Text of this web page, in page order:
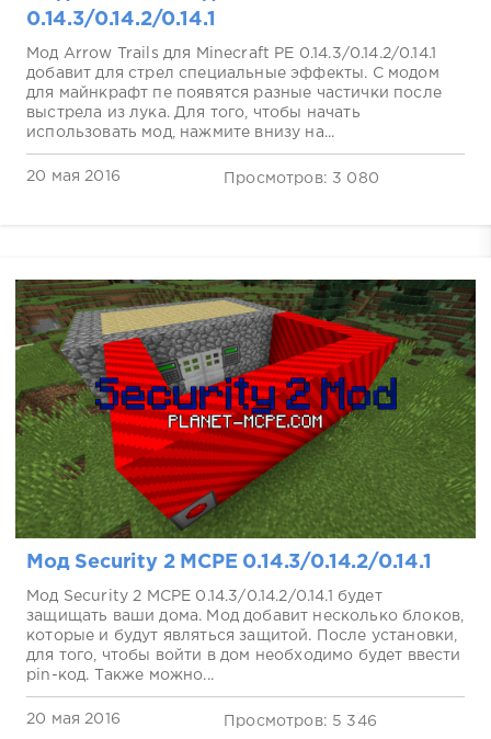
0.14.3/0.14.2/0.14.1
Мод Arrow Trails для Minecraft PE 0.14.3/0.14.2/0.14.1
добавит для стрел специальные эффекты. С модом
для майнкрафт пе появятся разные частички после
выстрела из лука. Для того, чтобы начать
использовать мод, нажмите внизу на...
20 мая 2016 Просмотров: 3 080
Мод Security 2 MCPE 0.14.3/0.14.2/0.14.1
Мод Security 2 MCPE 0.14.3/0.14.2/0.14.1 будет
защищать ваши дома. Мод добавит несколько блоков,
которые и будут являться защитой. После установки,
для того, чтобы войти в дом необходимо будет ввести
pin-код. Также можно...
20 мая 2016 Просмотров: 5 346